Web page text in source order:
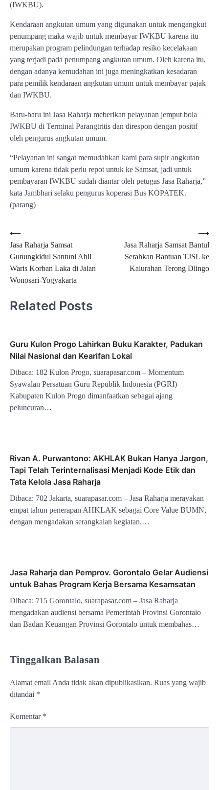
(IWKBU).
Kendaraan angkutan umum yang digunakan untuk mengangkut
penumpang maka wajib untuk membayar IWKBU karena itu
merupakan program pelindungan terhadap resiko kecelakaan
yang terjadi pada penumpang angkutan umum. Oleh karena itu,
dengan adanya kemudahan ini juga meningkatkan kesadaran
para pemilik kendaraan angkutan umum untuk membayar pajak
dan IWKBU.
Baru-baru ini Jasa Raharja meberikan pelayanan jemput bola
IWKBU di Terminal Parangtritis dan direspon dengan positif
oleh pengurus angkutan umum.
“Pelayanan ini sangat memudahkan kami para supir angkutan
umum karena tidak perlu repot untuk ke Samsat, jadi untuk
pembayaran IWKBU sudah diantar oleh petugas Jasa Raharja,”
kata Jambhari selaku pengurus koperasi Bus KOPATEK.
(parang)
Navigasi
pos
⟵
Jasa Raharja Samsat
Gunungkidul Santuni Ahli
Waris Korban Laka di Jalan
Wonosari-Yogyakarta
Jasa Raharja Samsat Bantul
Serahkan Bantuan TJSL ke
Kalurahan Terong Dlingo
⟶
Related Posts
Guru Kulon Progo Lahirkan Buku Karakter, Padukan
Nilai Nasional dan Kearifan Lokal
Dibaca: 182 Kulon Progo, suarapasar.com – Momentum
Syawalan Persatuan Guru Republik Indonesia (PGRI)
Kabupaten Kulon Progo dimanfaatkan sebagai ajang
peluncuran…
Rivan A. Purwantono: AKHLAK Bukan Hanya Jargon,
Tapi Telah Terinternalisasi Menjadi Kode Etik dan
Tata Kelola Jasa Raharja
Dibaca: 702 Jakarta, suarapasar.com – Jasa Raharja merayakan
empat tahun penerapan AHKLAK sebagai Core Value BUMN,
dengan mengadakan serangkaian kegiatan.…
Jasa Raharja dan Pemprov. Gorontalo Gelar Audiensi
untuk Bahas Program Kerja Bersama Kesamsatan
Dibaca: 715 Gorontalo, suarapasar.com – Jasa Raharja
mengadakan audiensi bersama Pemerintah Provinsi Gorontalo
dan Badan Keuangan Provinsi Gorontalo untuk membahas…
Tinggalkan Balasan
Alamat email Anda tidak akan dipublikasikan. Ruas yang wajib
ditandai *
Komentar *